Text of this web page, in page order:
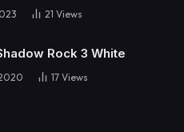
21 Views
Rock 3 White
17 Views